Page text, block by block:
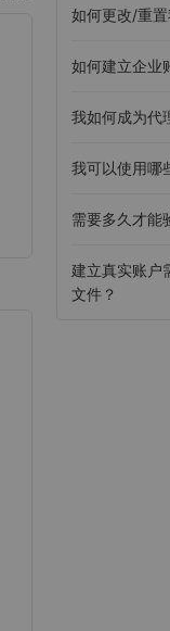
如何更改/重
如何建立企业
我如何成为代
我可以使用哪
需要多久才能
建立真实账户
文件？